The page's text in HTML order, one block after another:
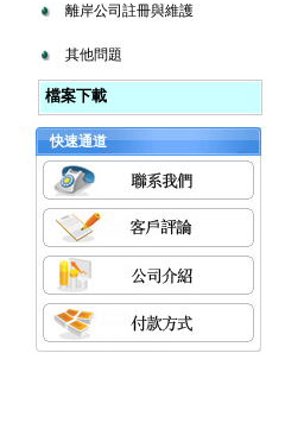
離岸公司註冊與維護
其他問題
檔案下載
快速通道